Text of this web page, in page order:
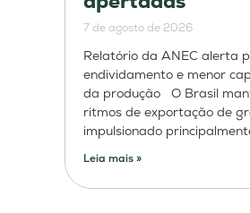
7 de agosto de 2026
Relatório da ANEC alerta
endividamento e menor
da produção O Brasil
ritmos de exportação de
impulsionado
Leia mais »